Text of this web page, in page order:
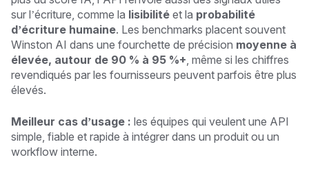
sur l’écriture, comme la lisibilité et la probabilité
d’écriture humaine. Les benchmarks placent souvent
Winston AI dans une fourchette de précision moyenne à
élevée, autour de 90 % à 95 %+ , même si les chiffres
revendiqués par les fournisseurs peuvent parfois être plus
élevés.
Meilleur cas d’usage : les équipes qui veulent une API
simple, fiable et rapide à intégrer dans un produit ou un
workflow interne.